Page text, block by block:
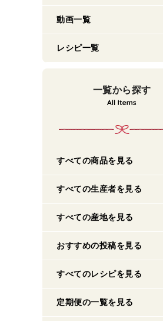
動画一覧
レシピ一覧
一覧から探す
すべての商品を見る
すべての生産者を見る
すべての産地を見る
おすすめの投稿を見る
すべてのレシピを見る
定期便の一覧を見る